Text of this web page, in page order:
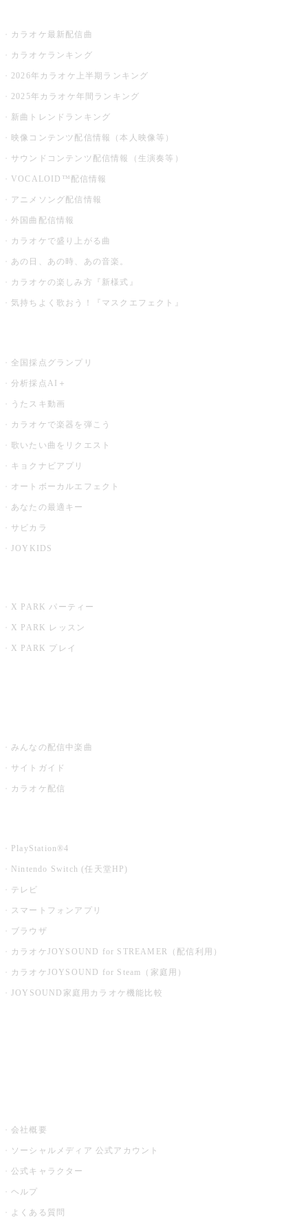
カラオケ最新配信曲
カラオケランキング
2026年カラオケ上半期ランキング
2025年カラオケ年間ランキング
新曲トレンドランキング
映像コンテンツ配信情報（本人映像等）
サウンドコンテンツ配信情報（生演奏等）
VOCALOID™配信情報
アニメソング配信情報
外国曲配信情報
カラオケで盛り上がる曲
あの日、あの時、あの音楽。
カラオケの楽しみ方『新様式』
気持ちよく歌おう！『マスクエフェクト』
全国採点グランプリ
分析採点AI＋
うたスキ動画
カラオケで楽器を弾こう
歌いたい曲をリクエスト
キョクナビアプリ
オートボーカルエフェクト
あなたの最適キー
サビカラ
JOYKIDS
X PARK パーティー
X PARK レッスン
X PARK プレイ
みんなの配信中楽曲
サイトガイド
カラオケ配信
PlayStation®4
Nintendo Switch (任天堂HP)
テレビ
スマートフォンアプリ
ブラウザ
カラオケJOYSOUND for STREAMER（配信利用）
カラオケJOYSOUND for Steam（家庭用）
JOYSOUND家庭用カラオケ機能比較
会社概要
ソーシャルメディア 公式アカウント
公式キャラクター
ヘルプ
よくある質問